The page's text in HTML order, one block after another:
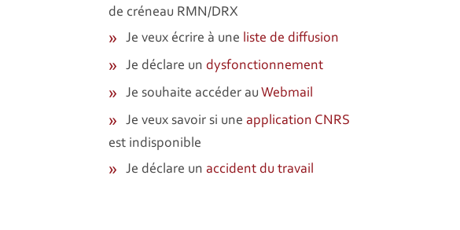
de créneau RMN/DRX
Je veux écrire à une liste de diffusion
Je déclare undysfonctionnement
Je souhaite accéder auWebmail
Je veux savoir si uneapplication CNRS
est indisponible
Je déclare unaccident du travail